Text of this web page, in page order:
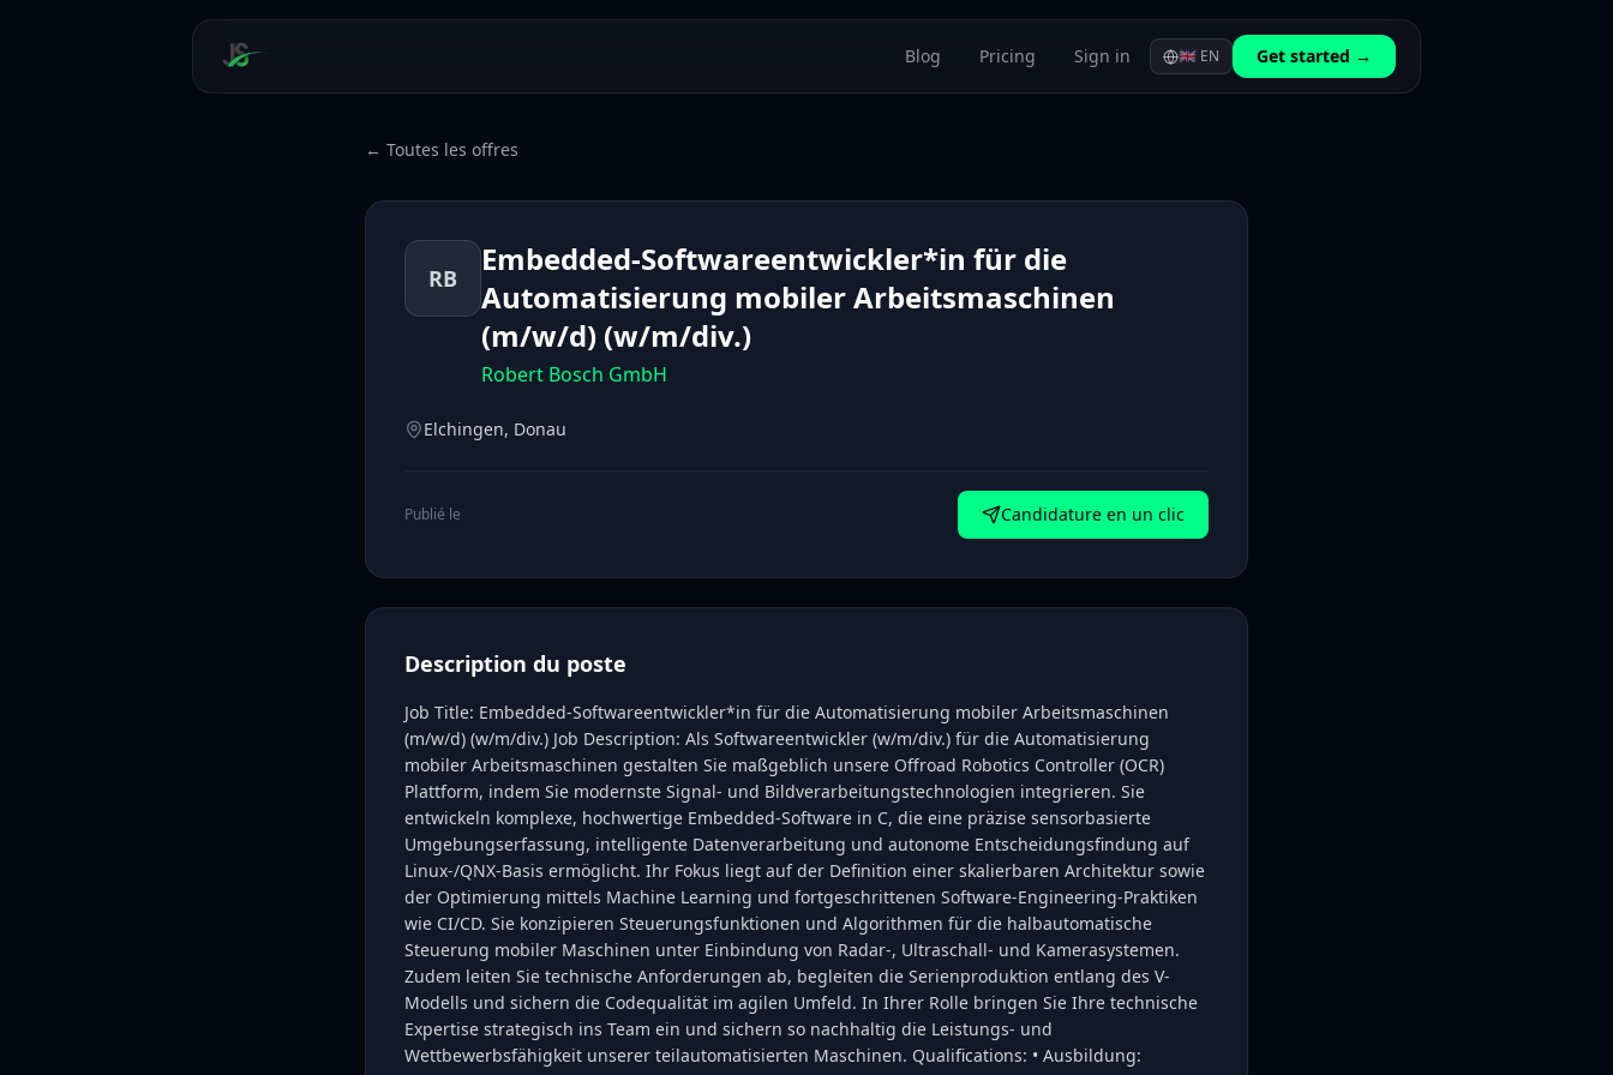
Blog Pricing Sign in 🇬🇧 EN Get started →
← Toutes les offres
RB
Embedded-Softwareentwickler*in für die
Automatisierung mobiler Arbeitsmaschinen
(m/w/d) (w/m/div.)
Robert Bosch GmbH
Elchingen, Donau
Publié le Candidature en un clic
Description du poste
Job Title: Embedded-Softwareentwickler*in für die Automatisierung mobiler Arbeitsmaschinen
(m/w/d) (w/m/div.) Job Description: Als Softwareentwickler (w/m/div.) für die Automatisierung
mobiler Arbeitsmaschinen gestalten Sie maßgeblich unsere Offroad Robotics Controller (OCR)
Plattform, indem Sie modernste Signal- und Bildverarbeitungstechnologien integrieren. Sie
entwickeln komplexe, hochwertige Embedded-Software in C, die eine präzise sensorbasierte
Umgebungserfassung, intelligente Datenverarbeitung und autonome Entscheidungsfindung auf
Linux-/QNX-Basis ermöglicht. Ihr Fokus liegt auf der Definition einer skalierbaren Architektur sowie
der Optimierung mittels Machine Learning und fortgeschrittenen Software-Engineering-Praktiken
wie CI/CD. Sie konzipieren Steuerungsfunktionen und Algorithmen für die halbautomatische
Steuerung mobiler Maschinen unter Einbindung von Radar-, Ultraschall- und Kamerasystemen.
Zudem leiten Sie technische Anforderungen ab, begleiten die Serienproduktion entlang des V-
Modells und sichern die Codequalität im agilen Umfeld. In Ihrer Rolle bringen Sie Ihre technische
Expertise strategisch ins Team ein und sichern so nachhaltig die Leistungs- und
Wettbewerbsfähigkeit unserer teilautomatisierten Maschinen. Qualifications: • Ausbildung: